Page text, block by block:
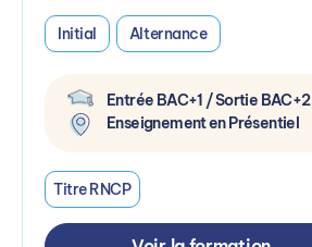
Initial Alternance
Entrée BAC+1 / Sortie BAC+2
Enseignement en Présentiel
Titre RNCP